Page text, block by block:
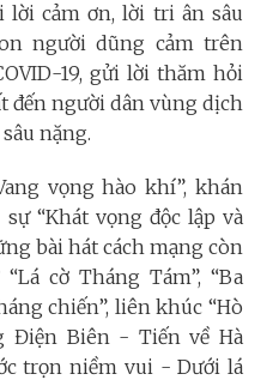
lời cảm ơn, lời tri ân sâu
người dũng cảm trên
19, gửi lời thăm hỏi
đến người dân vùng dịch
nặng.
vọng hào khí”, khán
“Khát vọng độc lập và
bài hát cách mạng còn
cờ Tháng Tám”, “Ba
chiến”, liên khúc “Hò
Điện Biên - Tiến về Hà
trọn niềm vui - Dưới lá